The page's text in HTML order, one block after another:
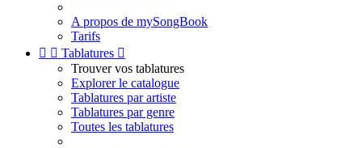
A propos de mySongBook
Tarifs
  Tablatures 
Trouver vos tablatures
Explorer le catalogue
Tablatures par artiste
Tablatures par genre
Toutes les tablatures